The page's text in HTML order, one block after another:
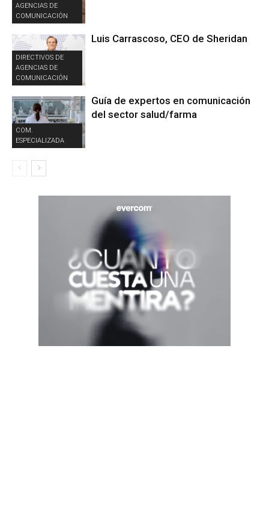
AGENCIAS DE
COMUNICACIÓN
DIRECTIVOS DE
AGENCIAS DE
COMUNICACIÓN
Luis Carrascoso, CEO de Sheridan
COM.
ESPECIALIZADA
Guía de expertos en comunicación
del sector salud/farma